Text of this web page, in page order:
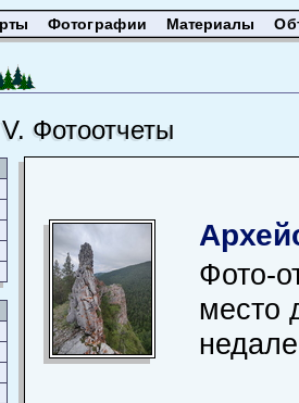
Фотографии Материалы
Фотоотчеты
Фото-
место